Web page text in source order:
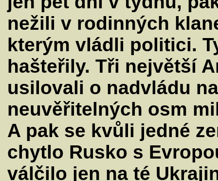
nežili v rodinných
kterým vládli politici.
hašteřily. Tři největší
usilovali o nadvládu
neuvěřitelných osm
A pak se kvůli jedné
chytlo Rusko s
válčilo jen na té